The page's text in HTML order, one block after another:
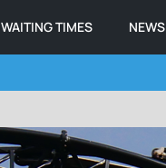
WAITING TIMES NEWS